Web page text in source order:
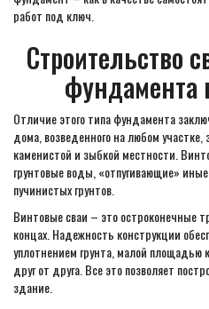
работ под ключ.
Строительство
фундамента
Отличие этого типа фундамента
дома, возведенного на любом
каменистой и зыбкой местности.
грунтовые воды, «отпугивающие»
пучинистых грунтов.
Винтовые сваи – это остроконечные
концах. Надежность конструкции
уплотнением грунта, малой площадью
друг от друга. Все это позволяет
здание.